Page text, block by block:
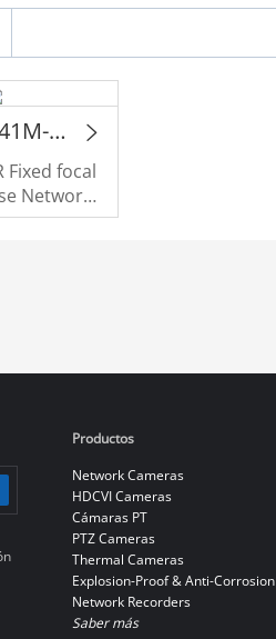
IPC-HFW3441M-AS-SFC-I2
Fixed focal
Network
Productos
Network Cameras
HDCVI Cameras
Cámaras PT
PTZ Cameras
Thermal Cameras
Explosion-Proof & Anti-Corrosion
Network Recorders
Saber más